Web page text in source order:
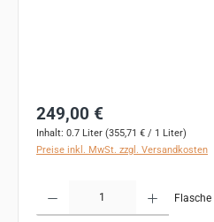
Regulärer Preis:
249,00 €
Inhalt: 0.7 Liter (355,71 € / 1 Liter)
Preise inkl. MwSt. zzgl. Versandkosten
Flasche